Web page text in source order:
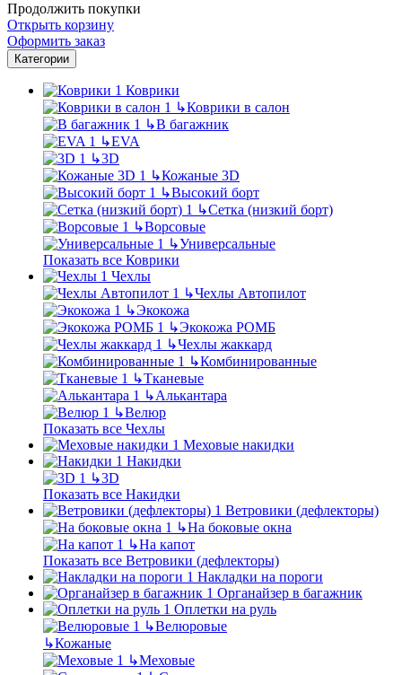
Продолжить покупки
Открыть корзину
Оформить заказ
Категории
Коврики
↳Коврики в салон
↳В багажник
↳EVA
↳3D
↳Кожаные 3D
↳Высокий борт
↳Сетка (низкий борт)
↳Ворсовые
↳Универсальные
Показать все Коврики
Чехлы
↳Чехлы Автопилот
↳Экокожа
↳Экокожа РОМБ
↳Чехлы жаккард
↳Комбинированные
↳Тканевые
↳Алькантара
↳Велюр
Показать все Чехлы
Меховые накидки
Накидки
↳3D
Показать все Накидки
Ветровики (дефлекторы)
↳На боковые окна
↳На капот
Показать все Ветровики (дефлекторы)
Накладки на пороги
Органайзер в багажник
Оплетки на руль
↳Велюровые
↳Кожаные
↳Меховые